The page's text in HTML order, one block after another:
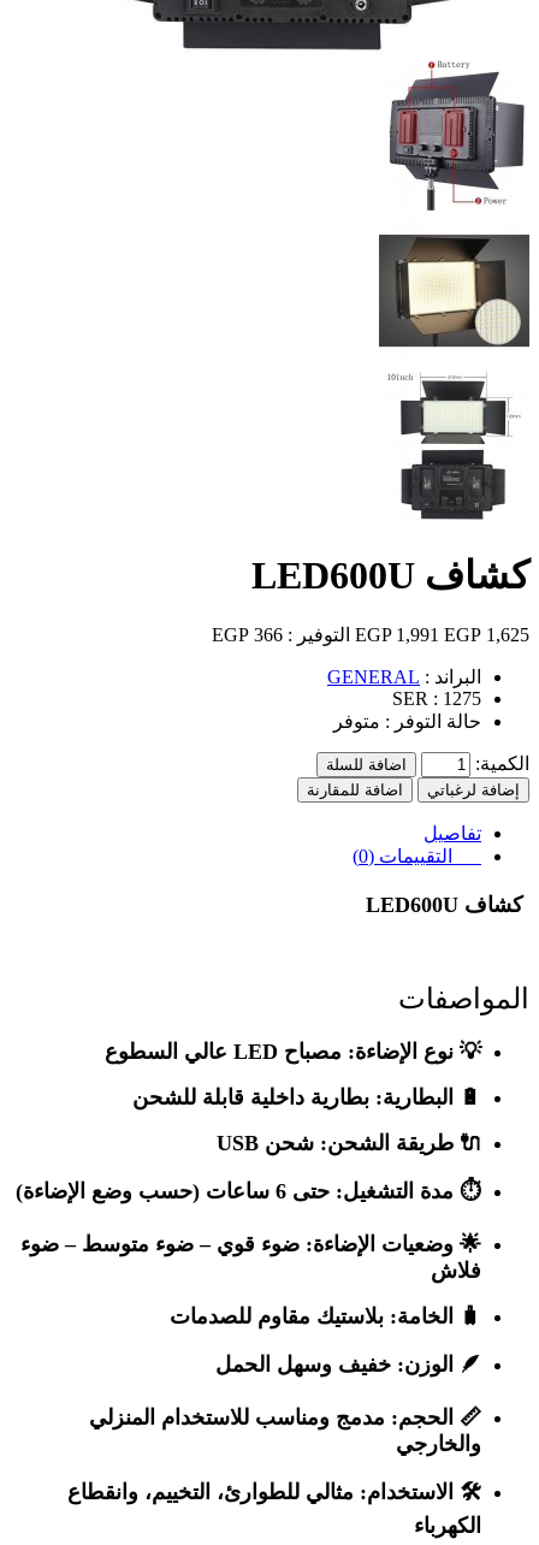
كشاف LED600U
1,625 EGP
1,991 EGP التوفير : 366 EGP
البراند : GENERAL
SER : 1275
حالة التوفر : متوفر
الكمية:
اضافة للسلة
إضافة لرغباتي
اضافة للمقارنة
تفاصيل
التقييمات (0)
كشاف LED600U
المواصفات
💡 نوع الإضاءة: مصباح LED عالي السطوع
🔋
البطارية: بطارية داخلية قابلة للشحن
🔌 طريقة الشحن: شحن USB
⏱️ مدة التشغيل: حتى 6 ساعات (حسب وضع الإضاءة)
🌟 وضعيات الإضاءة: ضوء قوي – ضوء متوسط – ضوء
فلاش
🧳
الخامة: بلاستيك مقاوم للصدمات
🪶
الوزن: خفيف وسهل الحمل
📏 الحجم: مدمج ومناسب للاستخدام المنزلي
والخارجي
🛠️ الاستخدام: مثالي للطوارئ، التخييم، وانقطاع
الكهرباء